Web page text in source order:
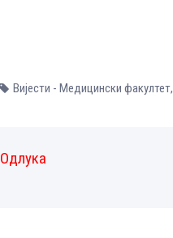
Вијести - Медицински факултет,
Одлука